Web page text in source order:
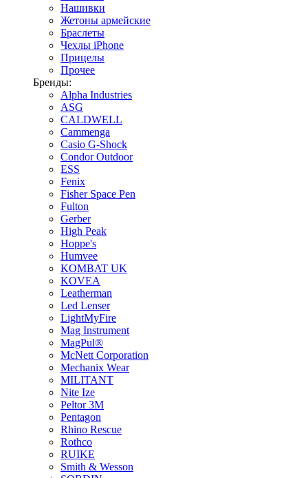
Нашивки
Жетоны армейские
Браслеты
Чехлы iPhone
Прицелы
Прочее
Бренды:
Alpha Industries
ASG
CALDWELL
Cammenga
Casio G-Shock
Condor Outdoor
ESS
Fenix
Fisher Space Pen
Fulton
Gerber
High Peak
Hoppe's
Humvee
KOMBAT UK
KOVEA
Leatherman
Led Lenser
LightMyFire
Mag Instrument
MagPul®
McNett Corporation
Mechanix Wear
MILITANT
Nite Ize
Peltor 3M
Pentagon
Rhino Rescue
Rothco
RUIKE
Smith & Wesson